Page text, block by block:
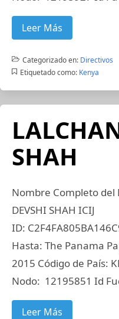
Leer Más
Categorizado en: Directivos
Etiquetado como: Kenya
SHAH
Nombre Completo del
DEVSHI SHAH ICIJ
ID:
Hasta: The Panama
2015 Código de País:
Nodo: 12195851 Id
Leer Más